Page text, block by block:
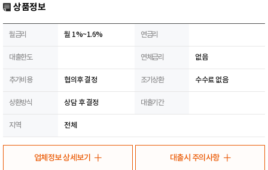
상품정보
월금리 월 1%~1.6% 연금리
대출한도 연체금리 없음
추가비용 협의후 결정 조기상환 수수료 없음
상환방식 상담 후 결정 대출기간
지역 전체
업체정보 상세보기 대출시 주의사항